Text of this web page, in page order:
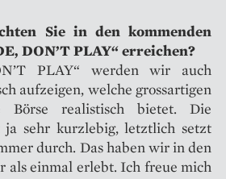
Sie in den kommenden
DON’T PLAY“ erreichen?
PLAY“ werden wir auch
aufzeigen, welche grossartigen
Börse realistisch bietet. Die
ja sehr kurzlebig, letztlich setzt
durch. Das haben wir in den
als einmal erlebt. Ich freue mich